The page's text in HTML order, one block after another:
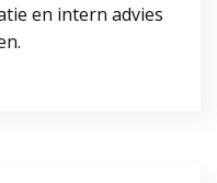
en intern advies